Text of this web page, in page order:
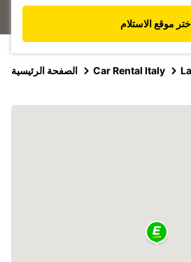
موقع الاستلام
الصفحة الرئيسية Car Rental Italy